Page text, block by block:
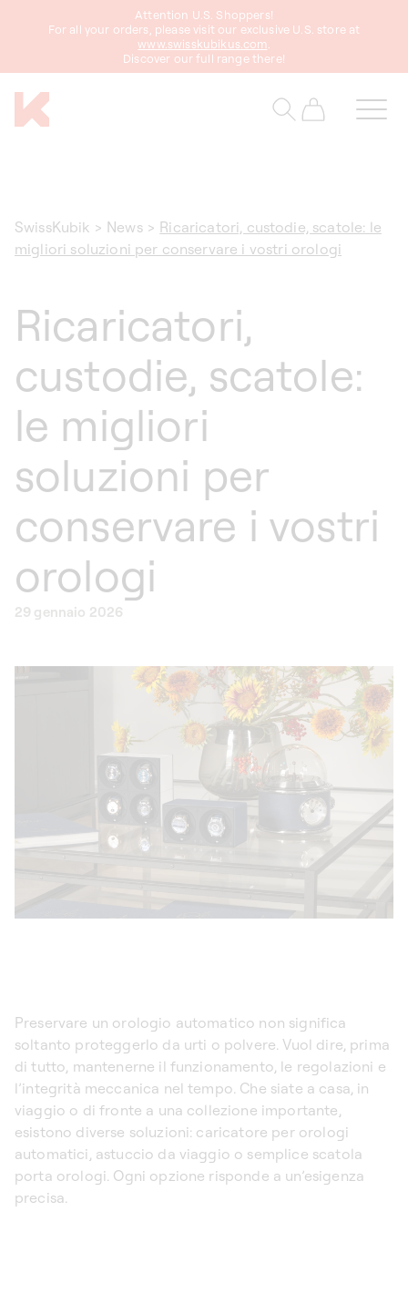
Attention U.S. Shoppers!
For all your orders, please visit our exclusive U.S. store at
www.swisskubikus.com
Discover our full range there!
Carrello
SwissKubik > News > Ricaricatori, custodie, scatole: le
migliori soluzioni per conservare i vostri orologi
Ricaricatori,
custodie, scatole:
le migliori
soluzioni per
conservare i vostri
orologi
29 gennaio 2026
Preservare un orologio automatico non significa
soltanto proteggerlo da urti o polvere. Vuol dire, prima
di tutto, mantenerne il funzionamento, le regolazioni e
l’integrità meccanica nel tempo. Che siate a casa, in
viaggio o di fronte a una collezione importante,
esistono diverse soluzioni: caricatore per orologi
automatici, astuccio da viaggio o semplice scatola
porta orologi. Ogni opzione risponde a un’esigenza
precisa.